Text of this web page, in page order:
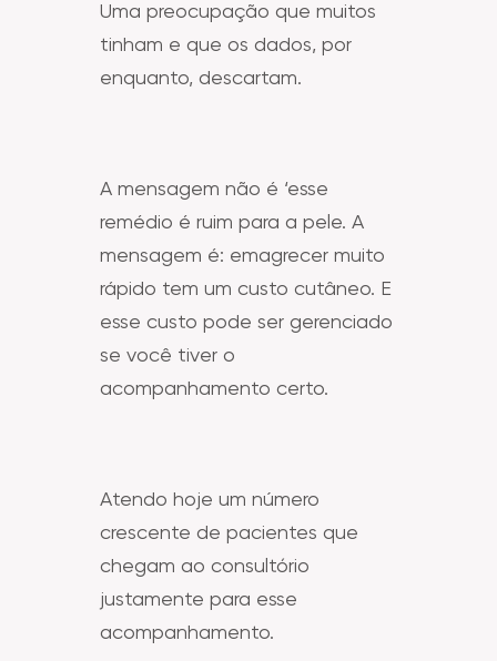
Uma preocupação que muitos
tinham e que os dados, por
enquanto, descartam.
A mensagem não é ‘esse
remédio é ruim para a pele. A
mensagem é: emagrecer muito
rápido tem um custo cutâneo. E
esse custo pode ser gerenciado
se você tiver o
acompanhamento certo.
Atendo hoje um número
crescente de pacientes que
chegam ao consultório
justamente para esse
acompanhamento.